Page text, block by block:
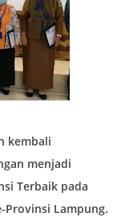
kembali
menjadi
Terbaik pada
Provinsi Lampung.